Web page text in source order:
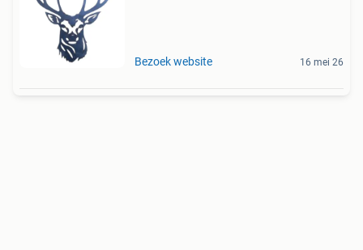
Bezoek website 16 mei 26